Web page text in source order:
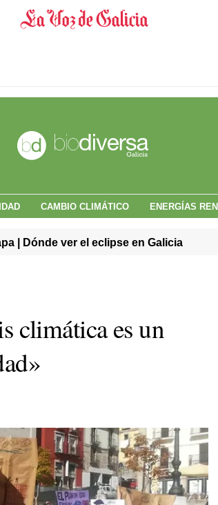
CAMBIO CLIMÁTICO ENERGÍAS
| Dónde ver el eclipse en Galicia
climática es un